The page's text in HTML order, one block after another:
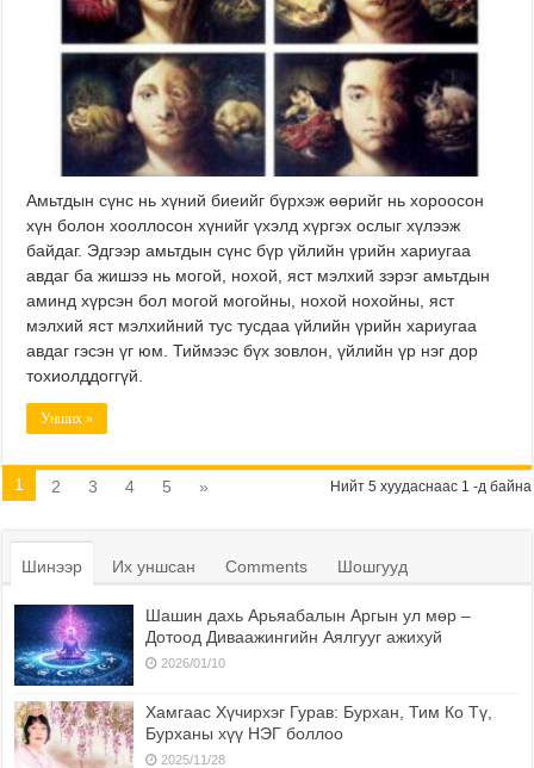
Амьтдын сүнс нь хүний биеийг бүрхэж өөрийг нь хороосон
хүн болон хооллосон хүнийг үхэлд хүргэх ослыг хүлээж
байдаг. Эдгээр амьтдын сүнс бүр үйлийн үрийн хариугаа
авдаг ба жишээ нь могой, нохой, яст мэлхий зэрэг амьтдын
аминд хүрсэн бол могой могойны, нохой нохойны, яст
мэлхий яст мэлхийний тус тусдаа үйлийн үрийн хариугаа
авдаг гэсэн үг юм. Тиймээс бүх зовлон, үйлийн үр нэг дор
тохиолддоггүй.
Унших »
Нийт 5 хуудаснаас 1 -д байна
1 2 3 4 5 »
Шинээр Их уншсан Comments Шошгууд
Шашин дахь Арьяабалын Аргын ул мөр –
Дотоод Диваажингийн Аялгууг ажихуй
2026/01/10
Хамгаас Хүчирхэг Гурав: Бурхан, Тим Ко Тү,
Бурханы хүү НЭГ боллоо
2025/11/28